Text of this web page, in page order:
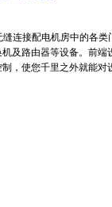
接配电机房中的各类
及路由器等设备。前端
，使您千里之外就能对